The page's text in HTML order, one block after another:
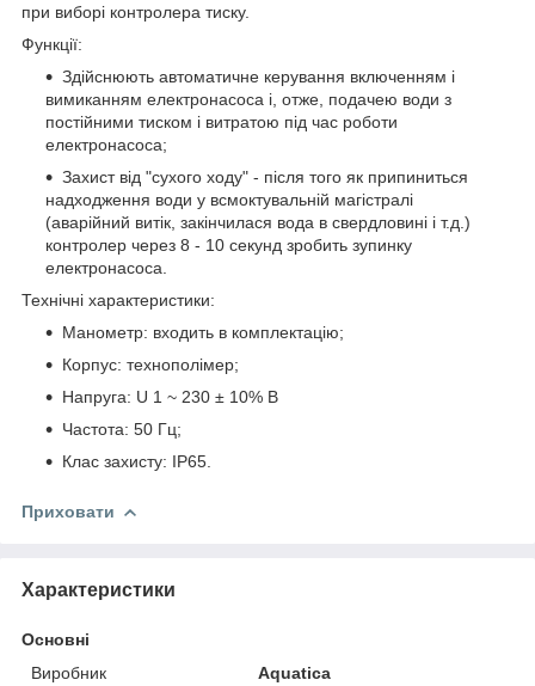
при виборі контролера тиску.
Функції:
Здійснюють автоматичне керування включенням і
вимиканням електронасоса і, отже, подачею води з
постійними тиском і витратою під час роботи
електронасоса;
Захист від "сухого ходу" - після того як припиниться
надходження води у всмоктувальній магістралі
(аварійний витік, закінчилася вода в свердловині і т.д.)
контролер через 8 - 10 секунд зробить зупинку
електронасоса.
Технічні характеристики:
Манометр: входить в комплектацію;
Корпус: технополімер;
Напруга: U 1 ~ 230 ± 10% В
Частота: 50 Гц;
Клас захисту: IP65.
Приховати
Характеристики
Основні
Виробник
Aquatica